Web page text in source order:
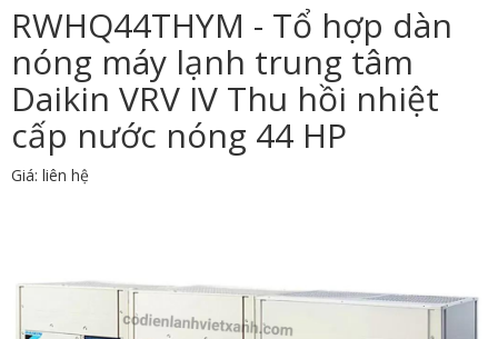
RWHQ44THYM - Tổ hợp dàn
nóng máy lạnh trung tâm
Daikin VRV IV Thu hồi nhiệt
cấp nước nóng 44 HP
Giá: liên hệ